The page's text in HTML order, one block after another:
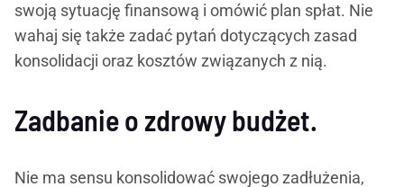
swoją sytuację finansową i omówić plan spłat. Nie
wahaj się także zadać pytań dotyczących zasad
konsolidacji oraz kosztów związanych z nią.
Zadbanie o zdrowy budżet.
Nie ma sensu konsolidować swojego zadłużenia,